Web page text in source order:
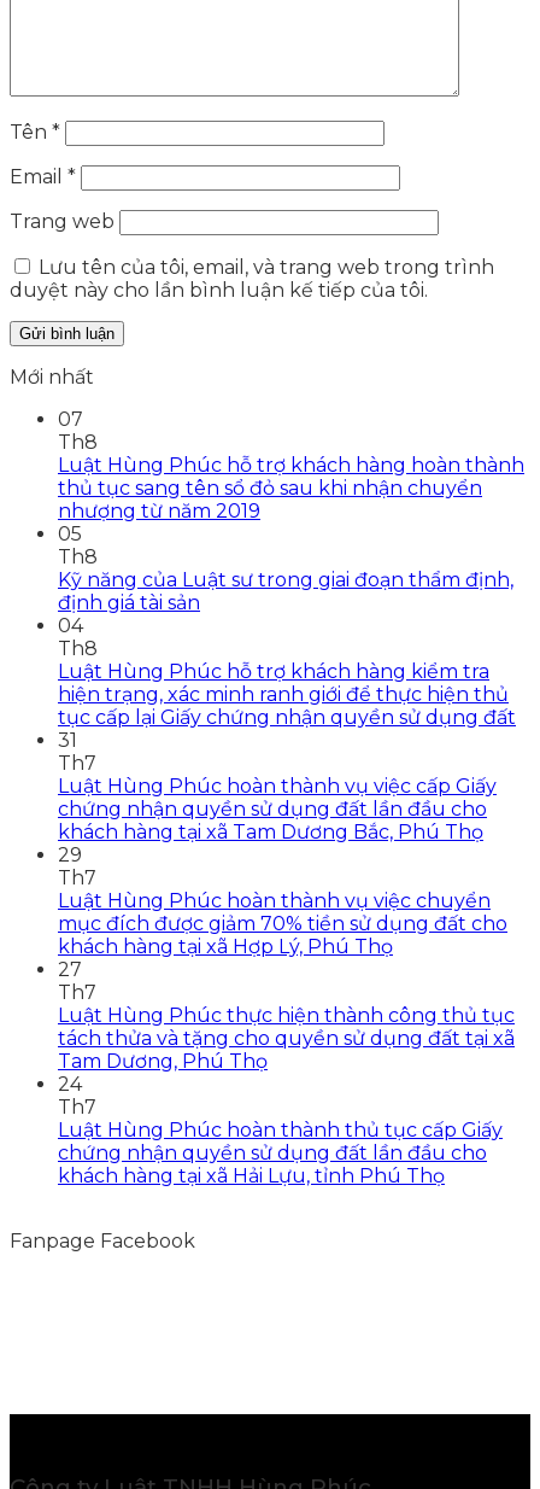
Tên *
Email *
Trang web
Lưu tên của tôi, email, và trang web trong trình
duyệt này cho lần bình luận kế tiếp của tôi.
Mới nhất
07
Th8
Luật Hùng Phúc hỗ trợ khách hàng hoàn thành
thủ tục sang tên sổ đỏ sau khi nhận chuyển
nhượng từ năm 2019
05
Th8
Kỹ năng của Luật sư trong giai đoạn thẩm định,
định giá tài sản
04
Th8
Luật Hùng Phúc hỗ trợ khách hàng kiểm tra
hiện trạng, xác minh ranh giới để thực hiện thủ
tục cấp lại Giấy chứng nhận quyền sử dụng đất
31
Th7
Luật Hùng Phúc hoàn thành vụ việc cấp Giấy
chứng nhận quyền sử dụng đất lần đầu cho
khách hàng tại xã Tam Dương Bắc, Phú Thọ
29
Th7
Luật Hùng Phúc hoàn thành vụ việc chuyển
mục đích được giảm 70% tiền sử dụng đất cho
khách hàng tại xã Hợp Lý, Phú Thọ
27
Th7
Luật Hùng Phúc thực hiện thành công thủ tục
tách thửa và tặng cho quyền sử dụng đất tại xã
Tam Dương, Phú Thọ
24
Th7
Luật Hùng Phúc hoàn thành thủ tục cấp Giấy
chứng nhận quyền sử dụng đất lần đầu cho
khách hàng tại xã Hải Lựu, tỉnh Phú Thọ
Fanpage Facebook